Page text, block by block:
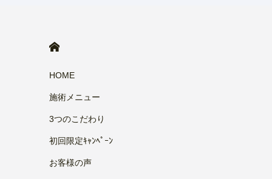
HOME
施術メニュー
3つのこだわり
初回限定ｷｬﾝﾍﾟｰﾝ
お客様の声